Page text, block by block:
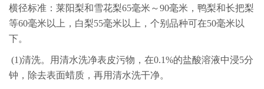
横径标准：莱阳梨和雪花梨65毫米～90毫米，鸭梨和长把梨
等60毫米以上，白梨55毫米以上，个别品种可在50毫米以
下。
(1)清洗。用清水洗净表皮污物，在0.1%的盐酸溶液中浸5分
钟，除去表面蜡质，再用清水洗干净。